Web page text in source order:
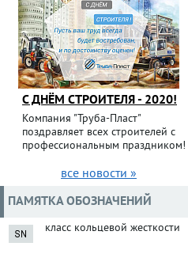
С ДНЁМ СТРОИТЕЛЯ - 2020!
Компания "Труба-Пласт"
поздравляет всех строителей с
профессиональным праздником!
все новости »
ПАМЯТКА ОБОЗНАЧЕНИЙ
класс кольцевой жесткости